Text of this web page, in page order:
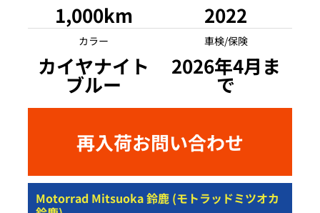
1,000km 2022
カラー 車検/保険
カイヤナイト
ブルー
2026年4月ま
で
再入荷お問い合わせ
Motorrad Mitsuoka 鈴鹿 (モトラッドミツオカ